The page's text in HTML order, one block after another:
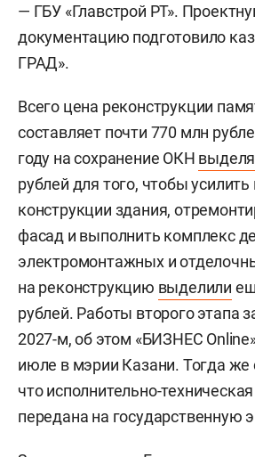
— ГБУ «Главстрой РТ».
документацию подготовило
ГРАД».
Всего цена реконструкции
составляет почти 770 млн
году на сохранение ОКН
рублей для того, чтобы
конструкции здания,
фасад и выполнить комплекс
электромонтажных и
на реконструкцию выделили
рублей. Работы второго этапа
2027-м, об этом «БИЗНЕС
июле в мэрии Казани. Тогда же
что исполнительно-
передана на государственную